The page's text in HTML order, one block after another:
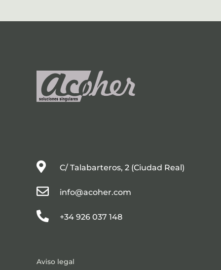
 C/ Talabarteros, 2 (Ciudad Real)
 info@acoher.com
 +34 926 037 148
Aviso legal